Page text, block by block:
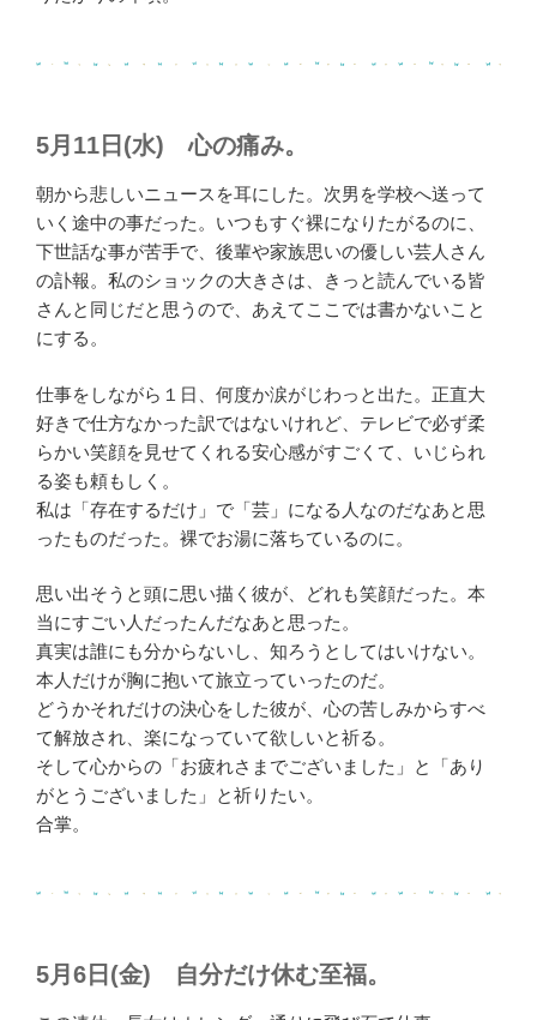
5月11日(水) 心の痛み。
朝から悲しいニュースを耳にした。次男を学校へ送って
いく途中の事だった。いつもすぐ裸になりたがるのに、
下世話な事が苦手で、後輩や家族思いの優しい芸人さん
の訃報。私のショックの大きさは、きっと読んでいる皆
さんと同じだと思うので、あえてここでは書かないこと
にする。
仕事をしながら１日、何度か涙がじわっと出た。正直大
好きで仕方なかった訳ではないけれど、テレビで必ず柔
らかい笑顔を見せてくれる安心感がすごくて、いじられ
る姿も頼もしく。
私は「存在するだけ」で「芸」になる人なのだなあと思
ったものだった。裸でお湯に落ちているのに。
思い出そうと頭に思い描く彼が、どれも笑顔だった。本
当にすごい人だったんだなあと思った。
真実は誰にも分からないし、知ろうとしてはいけない。
本人だけが胸に抱いて旅立っていったのだ。
どうかそれだけの決心をした彼が、心の苦しみからすべ
て解放され、楽になっていて欲しいと祈る。
そして心からの「お疲れさまでございました」と「あり
がとうございました」と祈りたい。
合掌。
5月6日(金) 自分だけ休む至福。